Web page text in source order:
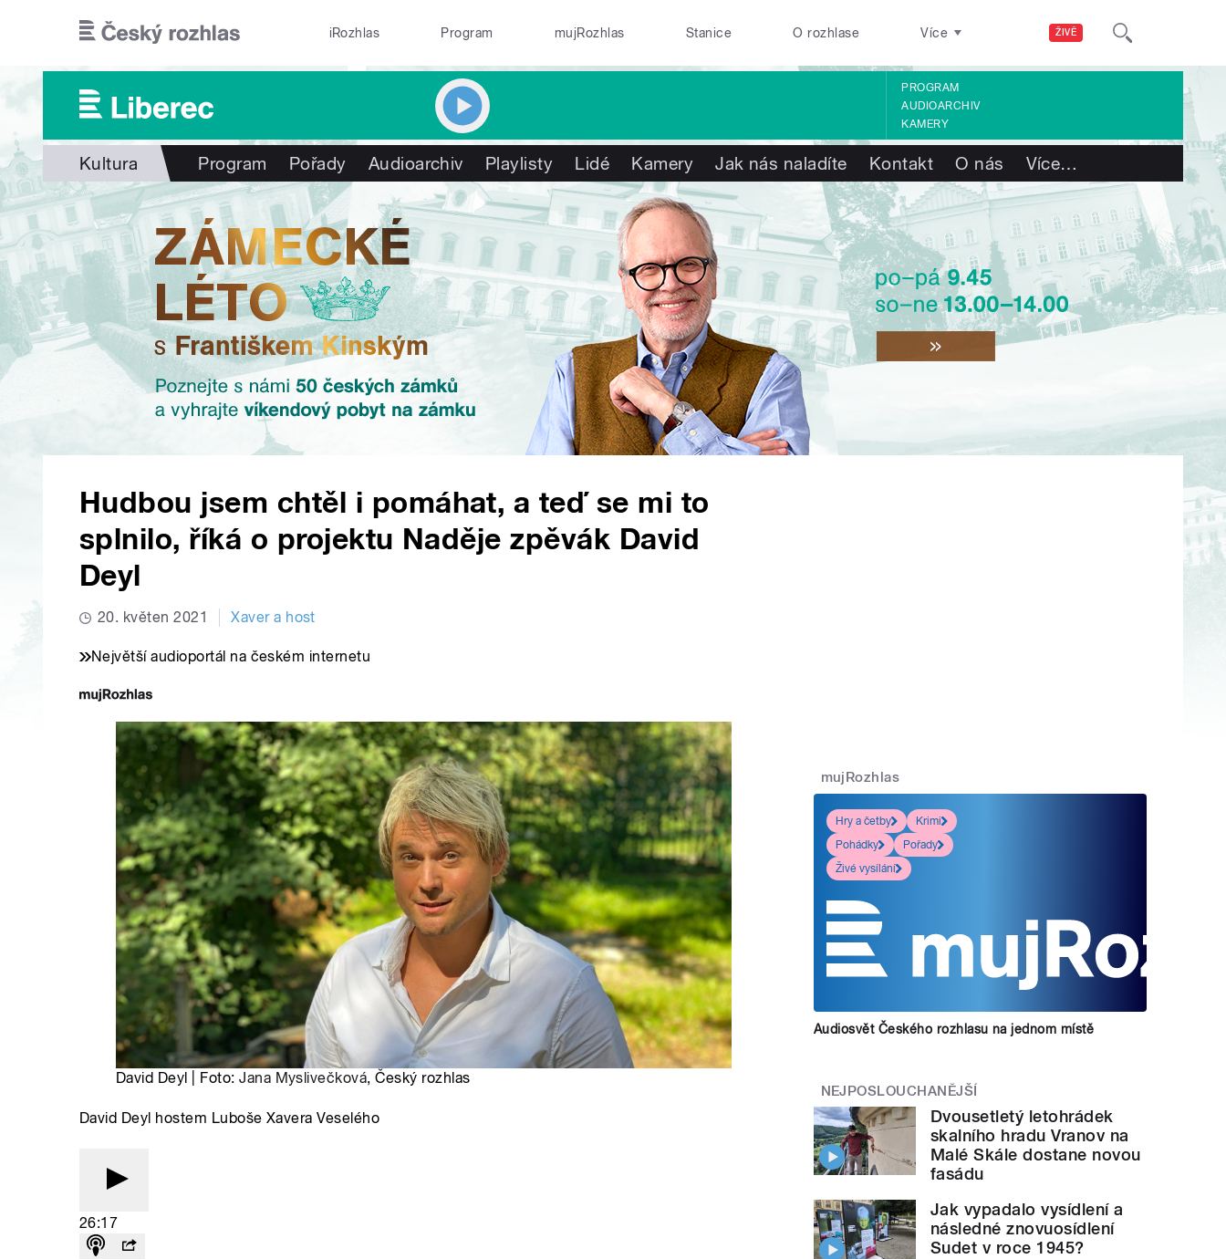
ŽIVĚ
iRozhlas Program mujRozhlas Stanice O rozhlase Více
PROGRAM
AUDIOARCHIV
KAMERY
Kultura Program Pořady Audioarchiv Playlisty Lidé Kamery Jak nás naladíte Kontakt O nás Více…
Hudbou jsem chtěl i pomáhat, a teď se mi to
splnilo, říká o projektu Naděje zpěvák David
Deyl
20. květen 2021 Xaver a host
Největší audioportál na českém internetu
David Deyl | Foto:Jana Myslivečková, Český rozhlas
David Deyl hostem Luboše Xavera Veselého
26:17
mujRozhlas
Hry a četby
Krimi
Pohádky
Pořady
Živé vysílání
Audiosvět Českého rozhlasu na jednom místě
NEJPOSLOUCHANĚJŠÍ
Dvousetletý letohrádek
skalního hradu Vranov na
Malé Skále dostane novou
fasádu
Jak vypadalo vysídlení a
následné znovuosídlení
Sudet v roce 1945?